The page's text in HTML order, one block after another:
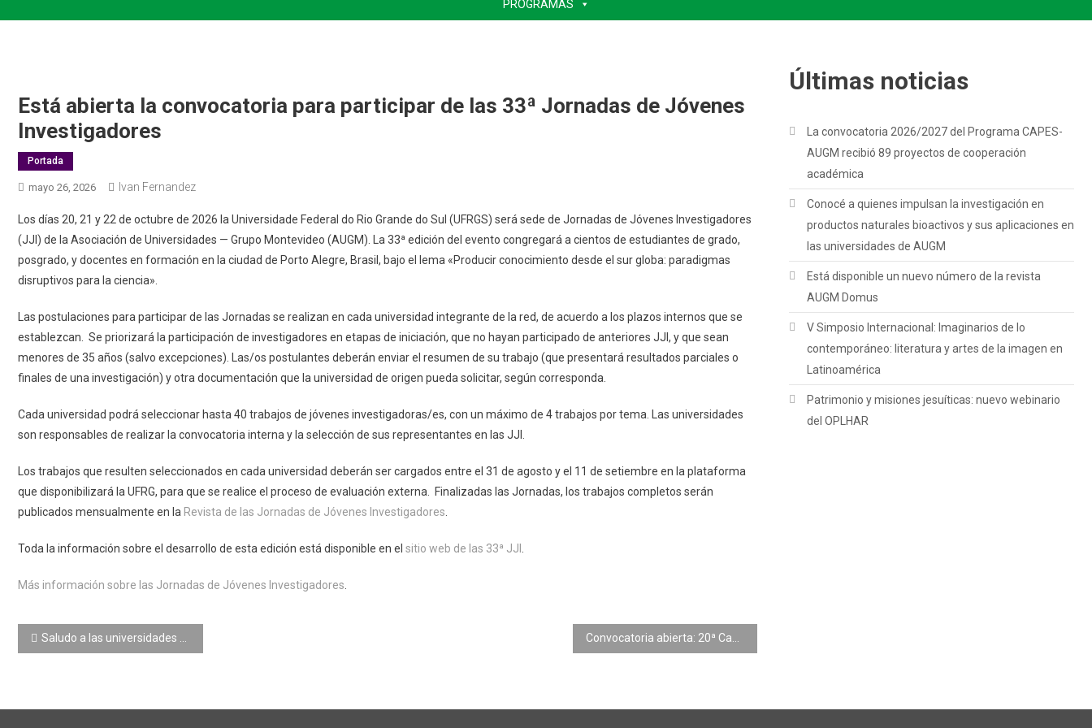
PROGRAMAS
Está abierta la convocatoria para participar de las 33ª Jornadas de Jóvenes
Investigadores
Portada
mayo 26, 2026 Ivan Fernandez
Los días 20, 21 y 22 de octubre de 2026 la Universidade Federal do Rio Grande do Sul (UFRGS) será sede de Jornadas de Jóvenes Investigadores
(JJI) de la Asociación de Universidades — Grupo Montevideo (AUGM). La 33ª edición del evento congregará a cientos de estudiantes de grado,
posgrado, y docentes en formación en la ciudad de Porto Alegre, Brasil, bajo el lema «Producir conocimiento desde el sur globa: paradigmas
disruptivos para la ciencia».
Las postulaciones para participar de las Jornadas se realizan en cada universidad integrante de la red, de acuerdo a los plazos internos que se
establezcan. Se priorizará la participación de investigadores en etapas de iniciación, que no hayan participado de anteriores JJI, y que sean
menores de 35 años (salvo excepciones). Las/os postulantes deberán enviar el resumen de su trabajo (que presentará resultados parciales o
finales de una investigación) y otra documentación que la universidad de origen pueda solicitar, según corresponda.
Cada universidad podrá seleccionar hasta 40 trabajos de jóvenes investigadoras/es, con un máximo de 4 trabajos por tema. Las universidades
son responsables de realizar la convocatoria interna y la selección de sus representantes en las JJI.
Los trabajos que resulten seleccionados en cada universidad deberán ser cargados entre el 31 de agosto y el 11 de setiembre en la plataforma
que disponibilizará la UFRG, para que se realice el proceso de evaluación externa. Finalizadas las Jornadas, los trabajos completos serán
publicados mensualmente en la Revista de las Jornadas de Jóvenes Investigadores
Toda la información sobre el desarrollo de esta edición está disponible en el sitio web de las 33ª JJI
Más información sobre las Jornadas de Jóvenes Investigadores
Navegación de entradas
Saludo a las universidades argentinas en un nuevo aniversario de la Revolución de Mayo
Últimas noticias
La convocatoria 2026/2027 del Programa CAPES-
AUGM recibió 89 proyectos de cooperación
académica
Conocé a quienes impulsan la investigación en
productos naturales bioactivos y sus aplicaciones en
las universidades de AUGM
Está disponible un nuevo número de la revista
AUGM Domus
V Simposio Internacional: Imaginarios de lo
contemporáneo: literatura y artes de la imagen en
Latinoamérica
Patrimonio y misiones jesuíticas: nuevo webinario
del OPLHAR